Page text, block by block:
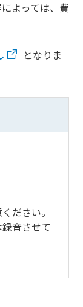
よっては、費
となりま
ださい。
音させて